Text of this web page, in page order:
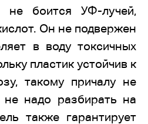
не боится УФ-лучей,
Он не подвержен
в воду токсичных
пластик устойчив к
такому причалу не
надо разбирать на
также гарантирует